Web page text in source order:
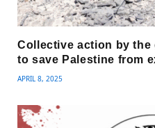
Collective action by the
to save Palestine from
APRIL 8, 2025